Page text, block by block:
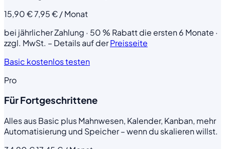
15,90 €7,95 €/ Monat
bei jährlicher Zahlung · 50 % Rabatt die ersten 6 Monate ·
zzgl. MwSt. – Details auf derPreisseite
Basic kostenlos testen
Pro
Für Fortgeschrittene
Alles aus Basic plus Mahnwesen, Kalender, Kanban, mehr
Automatisierung und Speicher –wenn du skalieren willst.